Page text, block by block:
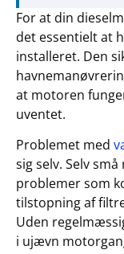
For at din
det essentielt at
installeret. Den
at motoren
uventet.
Problemet med
sig selv. Selv
problemer som
tilstopning af
Uden
i ujævn